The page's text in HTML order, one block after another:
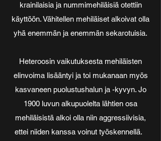
krainilaisia ja nummimehiläisiä otettiin
käyttöön. Vähitellen mehiläiset alkoivat olla
yhä enemmän ja enemmän sekarotuisia.
Heteroosin vaikutuksesta mehiläisten
elinvoima lisääntyi ja toi mukanaan myös
kasvaneen puolustushalun ja -kyvyn. Jo
1900 luvun alkupuolelta lähtien osa
mehiläisistä alkoi olla niin aggressiivisia,
ettei niiden kanssa voinut työskennellä.